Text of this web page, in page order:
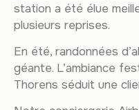
station a été élue
plusieurs reprises.
En été, randonnées
géante. L’ambiance
Thorens séduit une